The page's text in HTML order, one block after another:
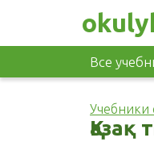
Все
Учебники
Қазақ